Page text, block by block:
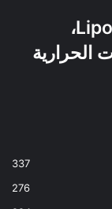
مراجعة مكمل ليبو راش Liporush،
337
276